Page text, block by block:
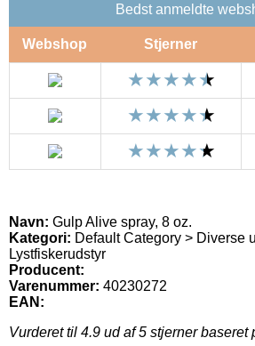
Bedst anmeldte
Webshop Stjerner
Navn: Gulp Alive spray, 8 oz.
Kategori: Default Category > Diverse
Lystfiskerudstyr
Producent:
Varenummer: 40230272
EAN:
Vurderet til 4.9 ud af 5 stjerner baseret